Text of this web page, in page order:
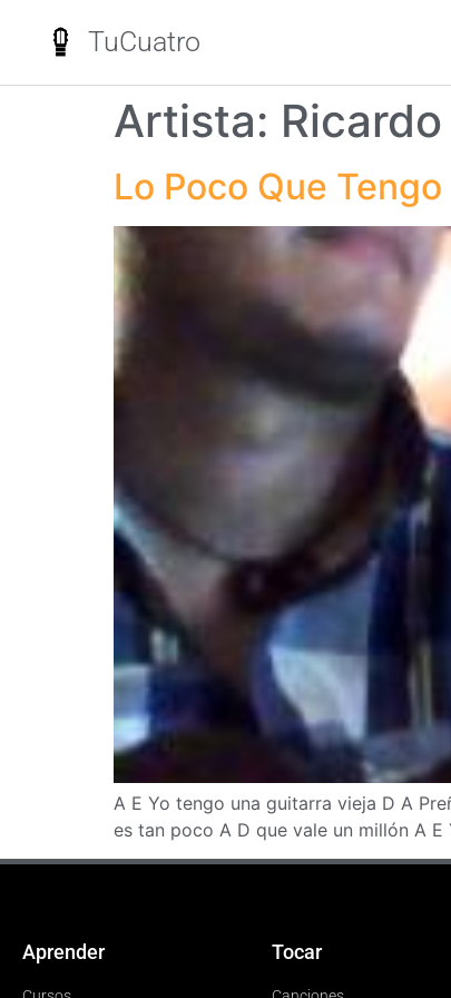
TuCuatro
Artista:
Lo Poco Que Tengo
A E Yo tengo una guitarra vieja D A
es tan poco A D que vale un millón A
Aprender Tocar